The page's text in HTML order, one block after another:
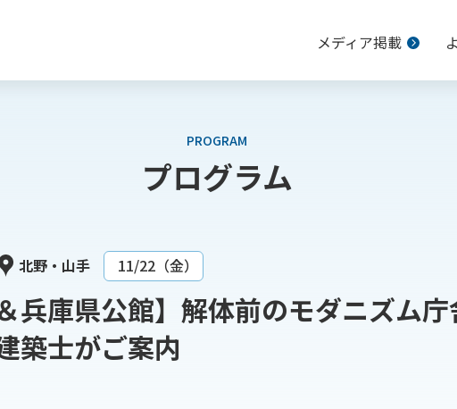
メディア掲載
PROGRAM
プログラム
北野・山手 11/22（金）
兵庫県公館】解体前のモダニズム
築士がご案内